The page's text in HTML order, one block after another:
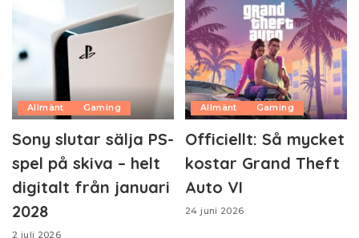
Allmänt Gaming
Sony slutar sälja PS-
spel på skiva – helt
digitalt från januari
2028
2 juli 2026
Allmänt Gaming
Officiellt: Så mycket
kostar Grand Theft
Auto VI
24 juni 2026